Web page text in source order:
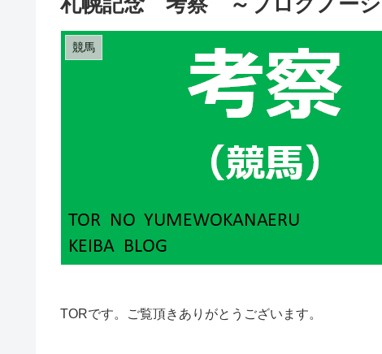
競馬
TORです。ご覧頂きありがとうございます。